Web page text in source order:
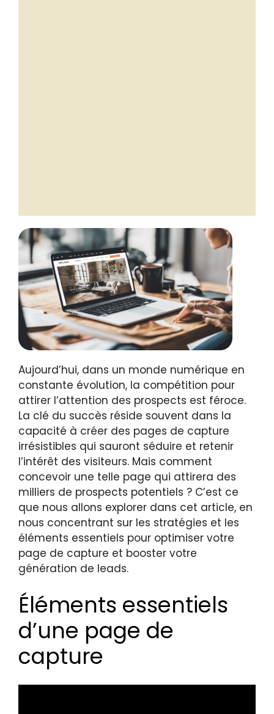
Aujourd’hui, dans un monde numérique en
constante évolution, la compétition pour
attirer l’attention des prospects est féroce.
La clé du succès réside souvent dans la
capacité à créer des pages de capture
irrésistibles qui sauront séduire et retenir
l’intérêt des visiteurs. Mais comment
concevoir une telle page qui attirera des
milliers de prospects potentiels ? C’est ce
que nous allons explorer dans cet article, en
nous concentrant sur les stratégies et les
éléments essentiels pour optimiser votre
page de capture et booster votre
génération de leads.
Éléments essentiels
d’une page de
capture